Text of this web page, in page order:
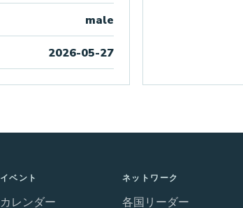
male
2026-05-27
イベント
カレンダー
ネットワーク
各国リーダー